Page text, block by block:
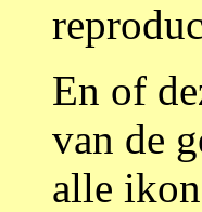
En of
van de
alle